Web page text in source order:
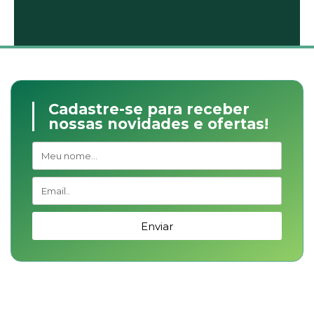
Cadastre-se para receber
nossas novidades e ofertas!
Enviar